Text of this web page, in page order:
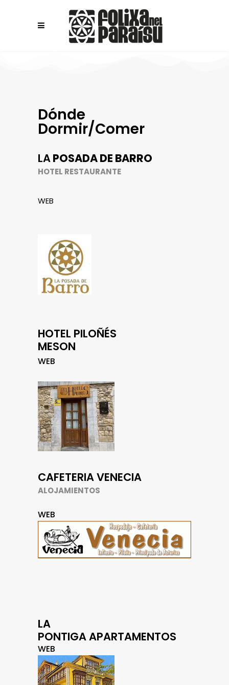
Dónde
Dormir/Comer
LAPOSADA DE BARRO
HOTEL RESTAURANTE
WEB
HOTEL PILOÑÉS
MESON
WEB
CAFETERIA VENECIA
ALOJAMIENTOS
WEB
LA
PONTIGA APARTAMENTOS
WEB